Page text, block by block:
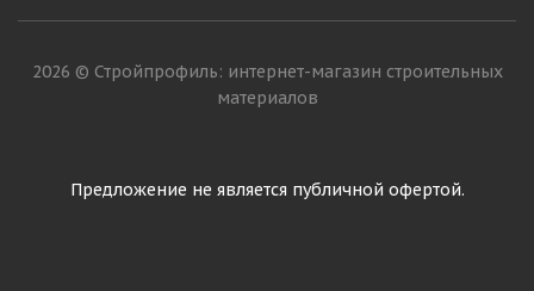
2026 © Стройпрофиль: интернет-магазин строительных
материалов
Предложение не является публичной офертой.